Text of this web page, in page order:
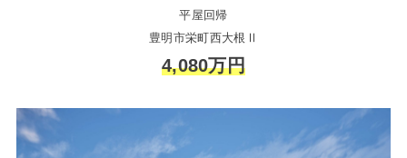
平屋回帰
豊明市栄町西大根Ⅱ
4,080万円